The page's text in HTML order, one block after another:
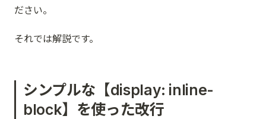
ださい。
それでは解説です。
シンプルな【display: inline-
block】を使った改行